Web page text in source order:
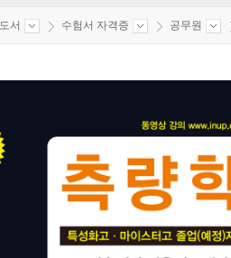
서 수험서 자격증 공무원